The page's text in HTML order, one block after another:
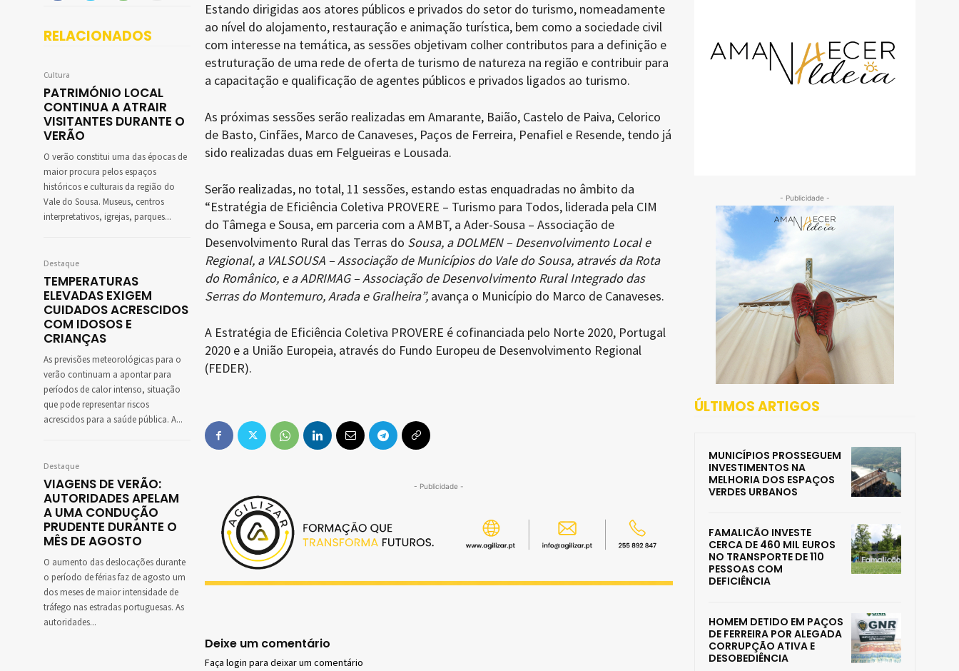
RELACIONADOS
Cultura
PATRIMÓNIO LOCAL
CONTINUA A ATRAIR
VISITANTES DURANTE O
VERÃO
O verão constitui uma das épocas de
maior procura pelos espaços
históricos e culturais da região do
Vale do Sousa. Museus, centros
interpretativos, igrejas, parques...
Destaque
TEMPERATURAS
ELEVADAS EXIGEM
CUIDADOS ACRESCIDOS
COM IDOSOS E
CRIANÇAS
As previsões meteorológicas para o
verão continuam a apontar para
períodos de calor intenso, situação
que pode representar riscos
acrescidos para a saúde pública. A...
Destaque
VIAGENS DE VERÃO:
AUTORIDADES APELAM
A UMA CONDUÇÃO
PRUDENTE DURANTE O
MÊS DE AGOSTO
O aumento das deslocações durante
o período de férias faz de agosto um
dos meses de maior intensidade de
tráfego nas estradas portuguesas. As
autoridades...
Estando dirigidas aos atores públicos e privados do setor do turismo, nomeadamente
ao nível do alojamento, restauração e animação turística, bem como a sociedade civil
com interesse na temática, as sessões objetivam colher contributos para a definição e
estruturação de uma rede de oferta de turismo de natureza na região e contribuir para
a capacitação e qualificação de agentes públicos e privados ligados ao turismo.
As próximas sessões serão realizadas em Amarante, Baião, Castelo de Paiva, Celorico
de Basto, Cinfães, Marco de Canaveses, Paços de Ferreira, Penafiel e Resende, tendo já
sido realizadas duas em Felgueiras e Lousada.
Serão realizadas, no total, 11 sessões, estando estas enquadradas no âmbito da
“Estratégia de Eficiência Coletiva PROVERE – Turismo para Todos, liderada pela CIM
do Tâmega e Sousa, em parceria com a AMBT, a Ader-Sousa – Associação de
Desenvolvimento Rural das Terras do Sousa, a DOLMEN – Desenvolvimento Local e
Regional, a VALSOUSA – Associação de Municípios do Vale do Sousa, através da Rota
do Românico, e a ADRIMAG – Associação de Desenvolvimento Rural Integrado das
Serras do Montemuro, Arada e Gralheira”, avança o Município do Marco de Canaveses.
A Estratégia de Eficiência Coletiva PROVERE é cofinanciada pelo Norte 2020, Portugal
2020 e a União Europeia, através do Fundo Europeu de Desenvolvimento Regional
(FEDER).
- Publicidade -
Deixe um comentário
Faça login para deixar um comentário
- Publicidade -
ÚLTIMOS ARTIGOS
MUNICÍPIOS PROSSEGUEM
INVESTIMENTOS NA
MELHORIA DOS ESPAÇOS
VERDES URBANOS
FAMALICÃO INVESTE
CERCA DE 460 MIL EUROS
NO TRANSPORTE DE 110
PESSOAS COM
DEFICIÊNCIA
HOMEM DETIDO EM PAÇOS
DE FERREIRA POR ALEGADA
CORRUPÇÃO ATIVA E
DESOBEDIÊNCIA